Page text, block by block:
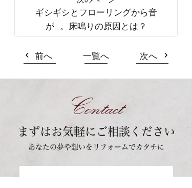
ギシギシとフローリングから音
が…。床鳴りの原因とは？
前へ 一覧へ 次へ
Contact
まずはお気軽にご相談ください
あなたの夢や想いをリフォームでカタチに